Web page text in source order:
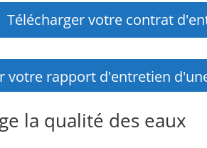
Télécharger votre contrat
votre rapport d'entretien
la qualité des eaux